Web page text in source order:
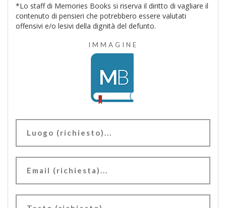
*Lo staff di Memories Books si riserva il diritto di vagliare il
contenuto di pensieri che potrebbero essere valutati
offensivi e/o lesivi della dignità del defunto.
IMMAGINE